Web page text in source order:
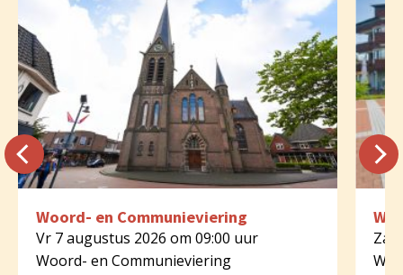
Woord- en Communieviering
Vr 7 augustus 2026 om 09:00 uur
Woord- en Communieviering
Za